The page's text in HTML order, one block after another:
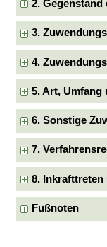
2.
3.
4.
5. Art, Umfang
6. Sonstige
7.
8.
Fußnoten